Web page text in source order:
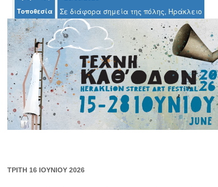
ΤΟΠΟΣ
ΜΑΣ
ΔΗΜΟΣ
ΠΟΛΙΤΙΣΜΟΣ
ΑΝΘΕΚΤΙΚΗ
ΠΟΛΗ
Τοποθεσία Σε διάφορα σημεία της πόλης, Ηράκλειο
ΤΡΙΤΗ 16 ΙΟΥΝΙΟΥ 2026